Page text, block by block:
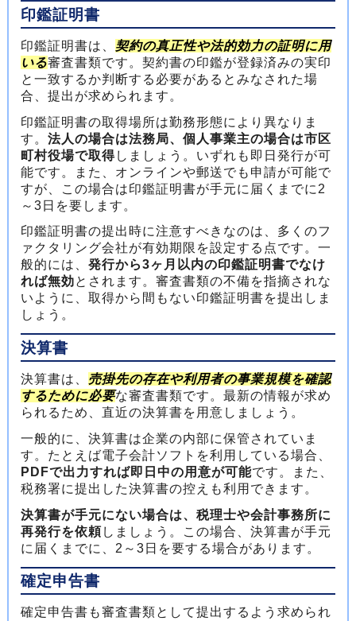
印鑑証明書
印鑑証明書は、 契約の真正性や法的効力の証明に用
いる審査書類です。契約書の印鑑が登録済みの実印
と一致するか判断する必要があるとみなされた場
合、提出が求められます。
印鑑証明書の取得場所は勤務形態により異なりま
す。 法人の場合は法務局、個人事業主の場合は市区
町村役場で取得しましょう。いずれも即日発行が可
能です。また、オンラインや郵送でも申請が可能で
すが、この場合は印鑑証明書が手元に届くまでに2
～3日を要します。
印鑑証明書の提出時に注意すべきなのは、多くのフ
ァクタリング会社が有効期限を設定する点です。一
般的には、 発行から3ヶ月以内の印鑑証明書でなけ
れば無効とされます。審査書類の不備を指摘されな
いように、取得から間もない印鑑証明書を提出しま
しょう。
決算書
決算書は、 売掛先の存在や利用者の事業規模を確認
するために必要な審査書類です。最新の情報が求め
られるため、直近の決算書を用意しましょう。
一般的に、決算書は企業の内部に保管されていま
す。たとえば電子会計ソフトを利用している場合、
PDFで出力すれば即日中の用意が可能です。また、
税務署に提出した決算書の控えも利用できます。
決算書が手元にない場合は、税理士や会計事務所に
再発行を依頼しましょう。この場合、決算書が手元
に届くまでに、2～3日を要する場合があります。
確定申告書
確定申告書も審査書類として提出するよう求められ